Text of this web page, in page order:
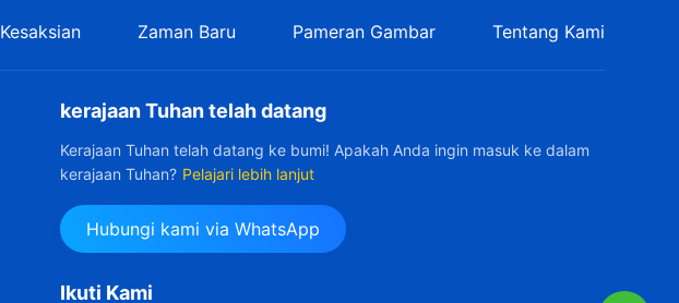
Kesaksian Zaman Baru Pameran Gambar Tentang Kami
kerajaan Tuhan telah datang
Kerajaan Tuhan telah datang ke bumi! Apakah Anda ingin masuk ke dalam
kerajaan Tuhan? Pelajari lebih lanjut
Hubungi kami via WhatsApp
Ikuti Kami